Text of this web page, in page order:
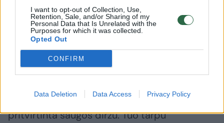
I want to opt-out of Collection, Use,
Retention, Sale, and/or Sharing of my
Personal Data that Is Unrelated with the
Purposes for which it was collected.
Opted Out
CONFIRM
Data Deletion Data Access Privacy Policy
erdvūs universalo arba visureigio kėbulo tipo
automobiliai.
„Planuojant keliauti kartu su savo keturkojais,
reikia nepamiršti pasirūpinti jų patogumu ir
transportavimo dėžėje, kuri turėtų būti
pritvirtinta saugos diržu. Tuo tarpu